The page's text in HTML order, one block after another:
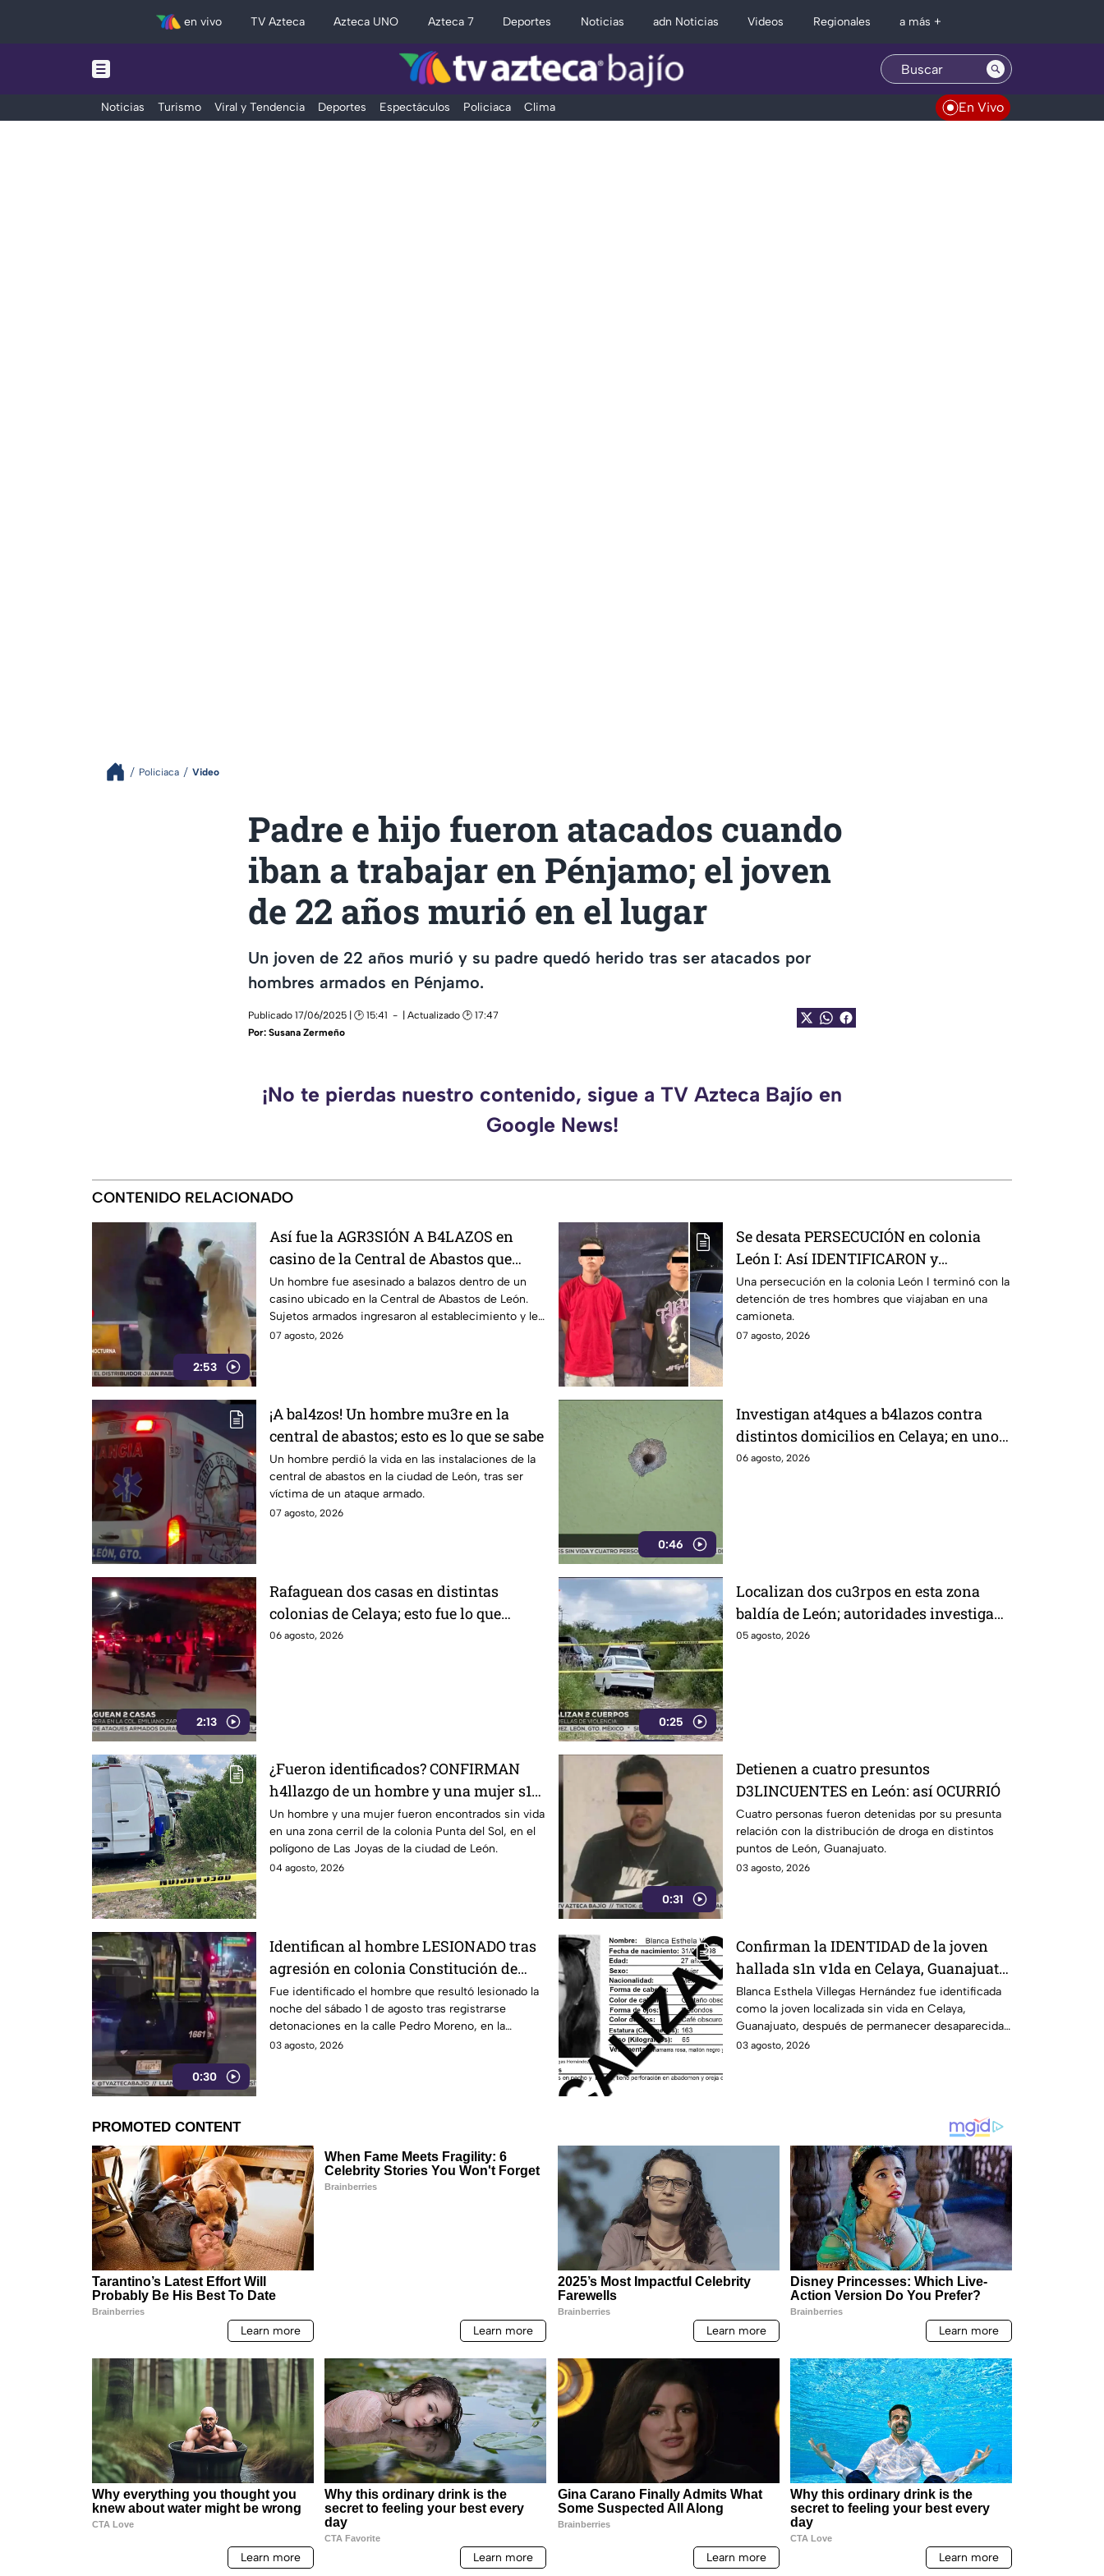
en vivo TV Azteca Azteca UNO Azteca 7 Deportes Noticias adn Noticias Videos Regionales a más +
Noticias Turismo Viral y Tendencia Deportes Espectáculos Policiaca Clima En Vivo
Policiaca Video
Padre e hijo fueron atacados cuando
iban a trabajar en Pénjamo; el joven
de 22 años murió en el lugar
Un joven de 22 años murió y su padre quedó herido tras ser atacados por
hombres armados en Pénjamo.
Publicado 17/06/2025 | 🕑 15:41
| Actualizado 🕑 17:47
Por: Susana Zermeño
¡No te pierdas nuestro contenido, sigue a TV Azteca Bajío en
Google News!
CONTENIDO RELACIONADO
2:53
Así fue la AGR3SIÓN A B4LAZOS en
casino de la Central de Abastos que
cobró la v1da de un hombre, en León
Un hombre fue asesinado a balazos dentro de un
casino ubicado en la Central de Abastos de León.
Sujetos armados ingresaron al establecimiento y le
dispararon.
07 agosto, 2026
Se desata PERSECUCIÓN en colonia
León I: Así IDENTIFICARON y
DETUVIERON a tres hombres, en León
Una persecución en la colonia León I terminó con la
detención de tres hombres que viajaban en una
camioneta.
07 agosto, 2026
¡A bal4zos! Un hombre mu3re en la
central de abastos; esto es lo que se sabe
Un hombre perdió la vida en las instalaciones de la
central de abastos en la ciudad de León, tras ser
víctima de un ataque armado.
07 agosto, 2026
0:46
Investigan at4ques a b4lazos contra
distintos domicilios en Celaya; en uno
de ellos vivía un policía
06 agosto, 2026
2:13
Rafaguean dos casas en distintas
colonias de Celaya; esto fue lo que
revelaron autoridades
06 agosto, 2026
0:25
Localizan dos cu3rpos en esta zona
baldía de León; autoridades investigan
sus identidades
05 agosto, 2026
¿Fueron identificados? CONFIRMAN
h4llazgo de un hombre y una mujer s1n
v1da en zona cerril de León, HOY
martes
Un hombre y una mujer fueron encontrados sin vida
en una zona cerril de la colonia Punta del Sol, en el
polígono de Las Joyas de la ciudad de León.
04 agosto, 2026
0:31
Detienen a cuatro presuntos
D3LINCUENTES en León: así OCURRIÓ
Cuatro personas fueron detenidas por su presunta
relación con la distribución de droga en distintos
puntos de León, Guanajuato.
03 agosto, 2026
0:30
Identifican al hombre LESIONADO tras
agresión en colonia Constitución de
Apatzingán en Irapuato
Fue identificado el hombre que resultó lesionado la
noche del sábado 1 de agosto tras registrarse
detonaciones en la calle Pedro Moreno, en la
colonia Constitución de Apatzingán, en Irapuato.
03 agosto, 2026
Confirman la IDENTIDAD de la joven
hallada s1n v1da en Celaya, Guanajuato;
llevaba dos días desaparecida
Blanca Esthela Villegas Hernández fue identificada
como la joven localizada sin vida en Celaya,
Guanajuato, después de permanecer desaparecida
durante al menos dos días.
03 agosto, 2026